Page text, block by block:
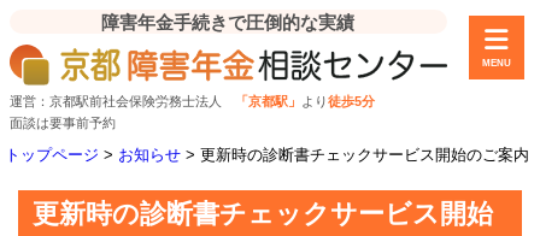
障害年金手続きで圧倒的な実績
運営：京都駅前社会保険労務士法人 「京都駅」 より徒歩5分
面談は要事前予約
MENU
トップページ > お知らせ >更新時の診断書チェックサービス開始のご案内
更新時の診断書チェックサービス開始